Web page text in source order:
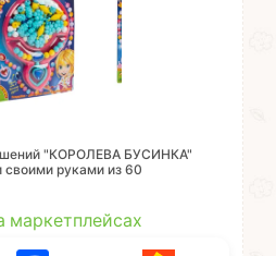
"КОРОЛЕВА БУСИНКА"
своими руками из 60
маркетплейсах